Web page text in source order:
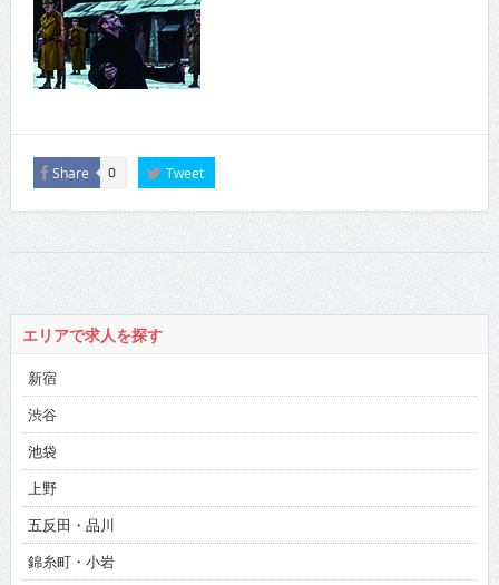
Share 0 Tweet
エリアで求人を探す
新宿
渋谷
池袋
上野
五反田・品川
錦糸町・小岩